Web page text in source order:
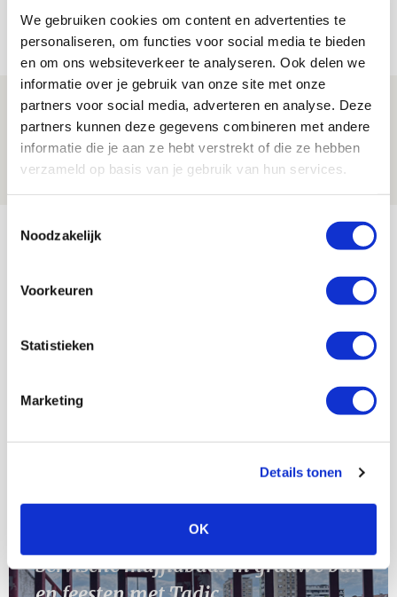
We gebruiken cookies om content en advertenties te
personaliseren, om functies voor social media te bieden
en om ons websiteverkeer te analyseren. Ook delen we
informatie over je gebruik van onze site met onze
partners voor social media, adverteren en analyse. Deze
partners kunnen deze gegevens combineren met andere
informatie die je aan ze hebt verstrekt of die ze hebben
verzameld op basis van je gebruik van hun services.
Noodzakelijk
Voorkeuren
Statistieken
Marketing
Details tonen
OK
08 AUGUSTUS 2026 - 11:34
NIEUWS
Spelen bij Jong Ajax of Ajax 1? Dat
maakt Abdalla ‘geen reet’ uit
08 AUGUSTUS 2026 - 10:04
SEP
Servische maffiabaas in grauwe bak